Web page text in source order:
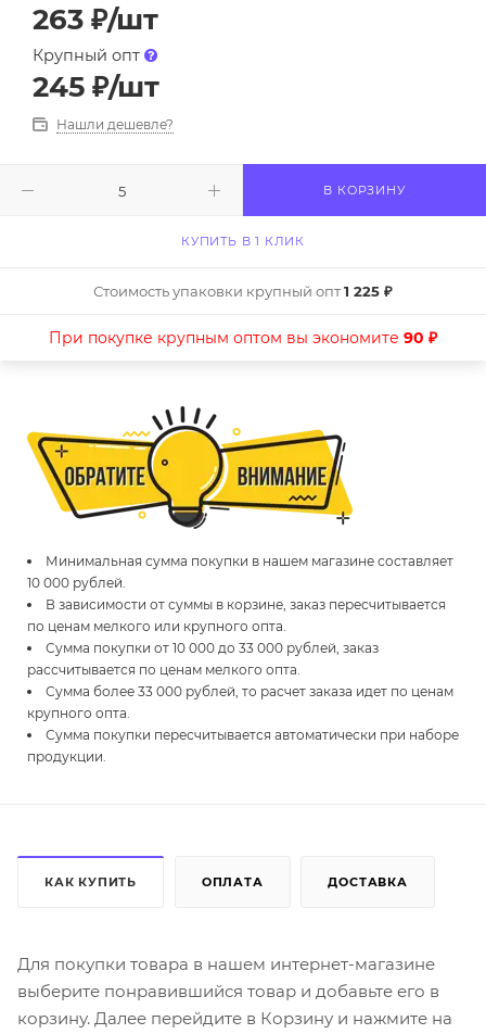
263 ₽/шт
Крупный опт
245 ₽/шт
Нашли дешевле?
В КОРЗИНУ
КУПИТЬ В 1 КЛИК
Стоимость упаковки крупный опт1 225 ₽
При покупке крупным оптом вы экономите 90 ₽
Минимальная сумма покупки в нашем магазине составляет
10 000 рублей.
В зависимости от суммы в корзине, заказ пересчитывается
по ценам мелкого или крупного опта.
Сумма покупки от 10 000 до 33 000 рублей, заказ
рассчитывается по ценам мелкого опта.
Сумма более 33 000 рублей, то расчет заказа идет по ценам
крупного опта.
Сумма покупки пересчитывается автоматически при наборе
продукции.
КАК КУПИТЬ ОПЛАТА ДОСТАВКА
Для покупки товара в нашем интернет-магазине
выберите понравившийся товар и добавьте его в
корзину. Далее перейдите в Корзину и нажмите на